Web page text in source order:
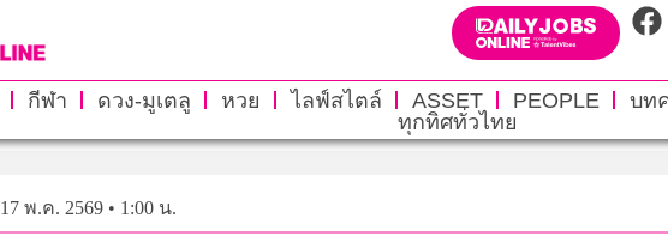
กีฬา ดวง-มูเตลู หวย ไลฟ์สไตล์ ASSET PEOPLE บท
ทุกทิศทั่วไทย
17 พ.ค. 2569 • 1:00 น.